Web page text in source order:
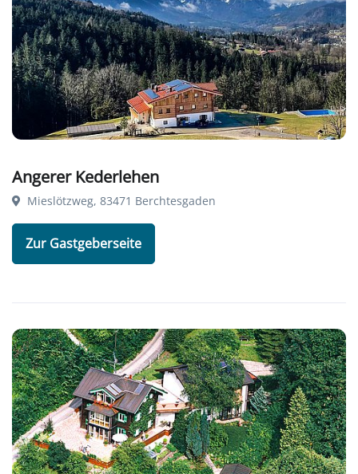
Angerer Kederlehen
Mieslötzweg, 83471 Berchtesgaden
Zur Gastgeberseite